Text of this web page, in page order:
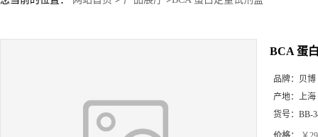
BCA 蛋
品牌： 贝博
产地： 上海
货号： BB-